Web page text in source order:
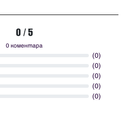
0 / 5
0 коментара
(0)
(0)
(0)
(0)
(0)